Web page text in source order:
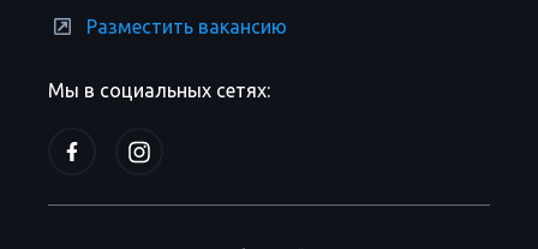
Мы в социальных сетях:
Разместить вакансию